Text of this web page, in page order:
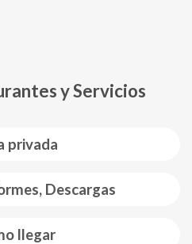
privada
Descargas
llegar
y Servicios